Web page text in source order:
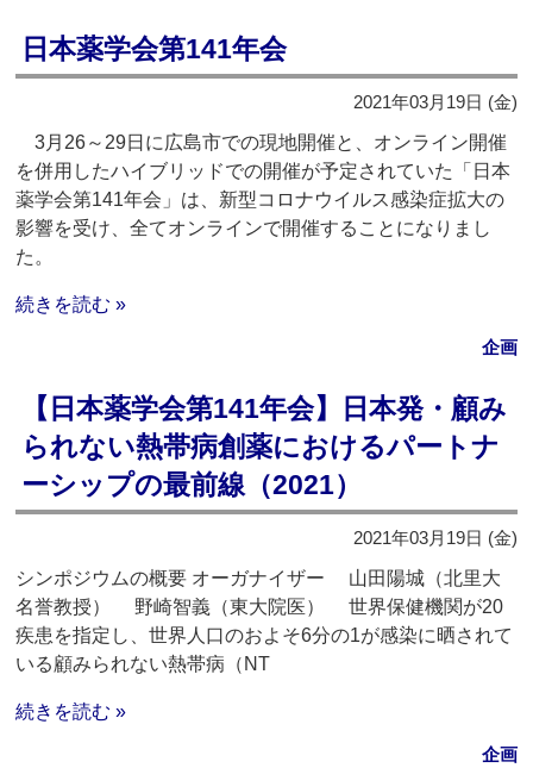
日本薬学会第141年会
2021年03月19日 (金)
3月26～29日に広島市での現地開催と、オンライン開催
を併用したハイブリッドでの開催が予定されていた「日本
薬学会第141年会」は、新型コロナウイルス感染症拡大の
影響を受け、全てオンラインで開催することになりまし
た。
続きを読む »
企画
【日本薬学会第141年会】日本発・顧み
られない熱帯病創薬におけるパートナ
ーシップの最前線（2021）
2021年03月19日 (金)
シンポジウムの概要 オーガナイザー 山田陽城（北里大
名誉教授） 野崎智義（東大院医） 世界保健機関が20
疾患を指定し、世界人口のおよそ6分の1が感染に晒されて
いる顧みられない熱帯病（NT
続きを読む »
企画